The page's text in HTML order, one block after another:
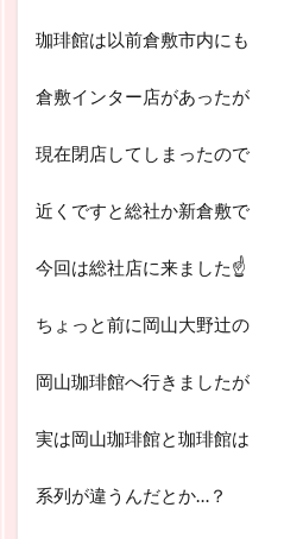
珈琲館は以前倉敷市内にも
倉敷インター店があったが
現在閉店してしまったので
近くですと総社か新倉敷で
今回は総社店に来ました☝
ちょっと前に岡山大野辻の
岡山珈琲館へ行きましたが
実は岡山珈琲館と珈琲館は
系列が違うんだとか…？